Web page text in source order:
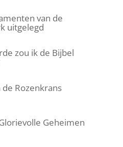
van de
uitgelegd
zou ik de Bijbel
Rozenkrans
Geheimen